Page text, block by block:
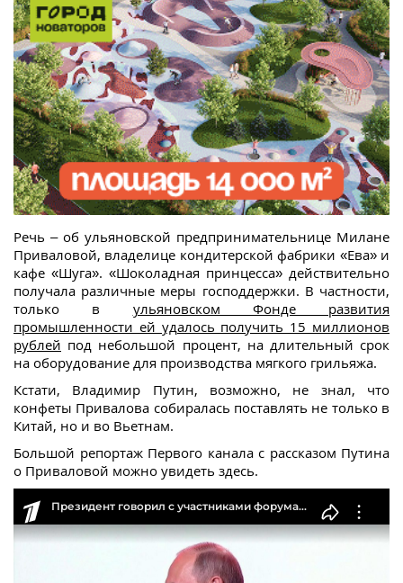
Речь – об ульяновской предпринимательнице Милане
Приваловой, владелице кондитерской фабрики «Ева» и
кафе «Шуга». «Шоколадная принцесса» действительно
получала различные меры господдержки. В частности,
только в ульяновском Фонде развития
промышленности ей удалось получить 15 миллионов
рублей под небольшой процент, на длительный срок
на оборудование для производства мягкого грильяжа.
Кстати, Владимир Путин, возможно, не знал, что
конфеты Привалова собиралась поставлять не только в
Китай, но и во Вьетнам.
Большой репортаж Первого канала с рассказом Путина
о Приваловой можно увидеть здесь.